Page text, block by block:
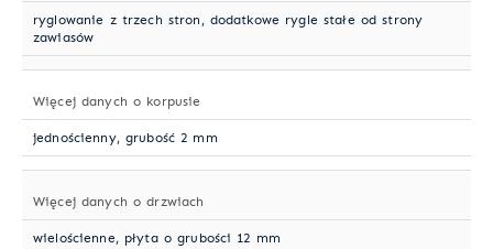
ryglowanie z trzech stron, dodatkowe rygle stałe od strony
zawiasów
Więcej danych o korpusie
jednościenny, grubość 2 mm
Więcej danych o drzwiach
wielościenne, płyta o grubości 12 mm